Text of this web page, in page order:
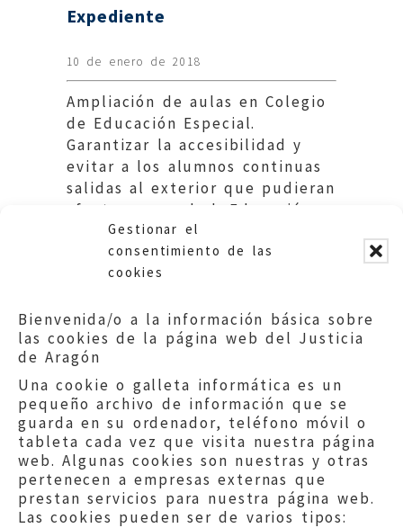
Gestionar el
consentimiento de las
cookies
Bienvenida/o a la información básica sobre
las cookies de la página web del Justicia
de Aragón
Una cookie o galleta informática es un
pequeño archivo de información que se
guarda en su ordenador, teléfono móvil o
tableta cada vez que visita nuestra página
web. Algunas cookies son nuestras y otras
pertenecen a empresas externas que
prestan servicios para nuestra página web.
Las cookies pueden ser de varios tipos:
Expediente
10 de enero de 2018
Ampliación de aulas en Colegio
de Educación Especial.
Garantizar la accesibilidad y
evitar a los alumnos continuas
salidas al exterior que pudieran
afectar a su salud. Educación